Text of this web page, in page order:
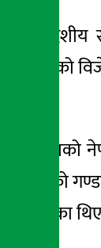
।
योजनाको
बैंकको
गरेका